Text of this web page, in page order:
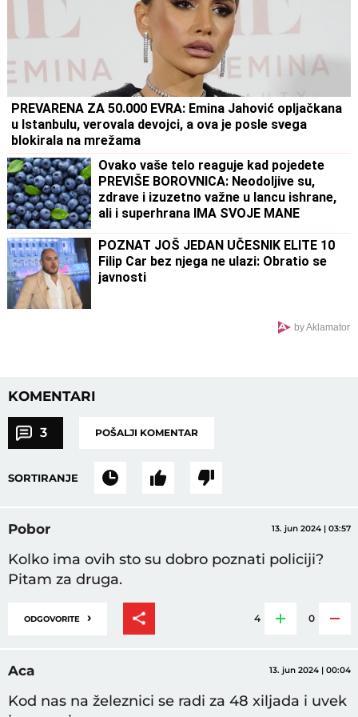
PREVARENA ZA 50.000 EVRA: Emina Jahović opljačkana
u Istanbulu, verovala devojci, a ova je posle svega
blokirala na mrežama
Ovako vaše telo reaguje kad pojedete
PREVIŠE BOROVNICA: Neodoljive su,
zdrave i izuzetno važne u lancu ishrane,
ali i superhrana IMA SVOJE MANE
POZNAT JOŠ JEDAN UČESNIK ELITE 10
Filip Car bez njega ne ulazi: Obratio se
javnosti
by Aklamator
KOMENTARI
3 POŠALJI KOMENTAR
SORTIRANJE
Pobor 13. jun 2024 | 03:57
Kolko ima ovih sto su dobro poznati policiji?
Pitam za druga.
ODGOVORITE › 4 0
Aca 13. jun 2024 | 00:04
Kod nas na železnici se radi za 48 xiljada i uvek